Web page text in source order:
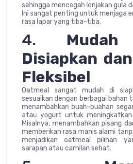
sehingga mencegah lonjakan gula
Ini sangat penting untuk menjaga
rasa lapar yang tiba-tiba.
4.
Disiapkan
Fleksibel
Oatmeal sangat mudah di
sesuaikan dengan berbagai bahan
menambahkan buah-buahan
atau yogurt untuk
Misalnya, menambahkan pisang
memberikan rasa manis alami
menjadikan oatmeal pilihan
sarapan atau camilan sehat.